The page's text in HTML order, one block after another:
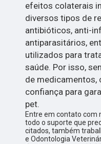
efeitos colaterais
diversos tipos de
antibióticos, anti-
antiparasitários,
utilizados para
saúde. Por isso,
de medicamentos,
confiança para
pet.
Entre em contato com
todo o suporte que
citados, também
e Odontologia